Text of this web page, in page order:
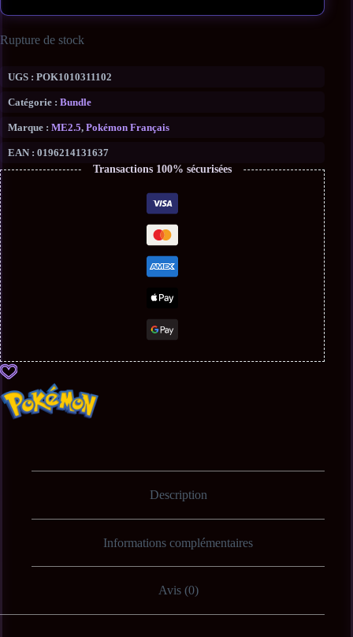
Rupture de stock
UGS : POK1010311102
Catégorie : Bundle
Marque : ME2.5, Pokémon Français
EAN : 0196214131637
Transactions 100% sécurisées
Description
Informations complémentaires
Avis (0)